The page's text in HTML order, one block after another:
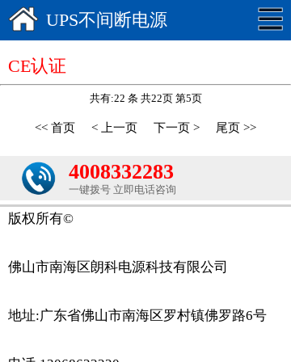
UPS不间断电源
CE认证
共有:22 条 共22页 第5页
<< 首页 < 上一页 下一页 > 尾页 >>
4008332283
一键拨号 立即电话咨询
版权所有©
佛山市南海区朗科电源科技有限公司
地址:广东省佛山市南海区罗村镇佛罗路6号